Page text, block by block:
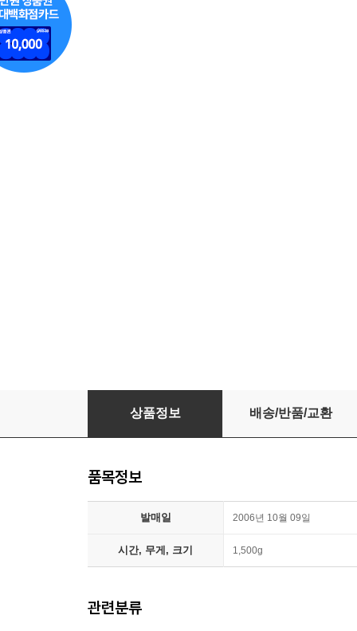
이정현 6집 - Fantastic Girl
상품정보 배송/반품/교환
품목정보
발매일 2006년 10월 09일
시간, 무게, 크기 1,500g
관련분류